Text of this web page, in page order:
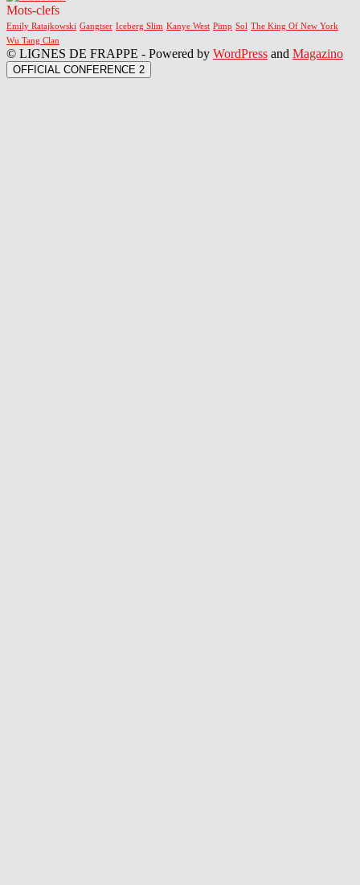
Mots-clefs
Emily Ratajkowski Gangtser Iceberg Slim Kanye West Pimp Sol The King Of New York
Wu Tang Clan
© LIGNES DE FRAPPE - Powered by WordPress and Magazino
OFFICIAL CONFERENCE 2